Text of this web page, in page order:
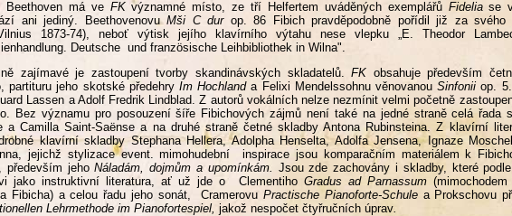
Beethoven má ve FKvýznamné místo, ze tří Helfertem uváděných exemplářů Fideliase v
ani jediný. BeethovenovuMši C dur op. 86 Fibich pravděpodobně pořídil již za
1873-74), neboť výtisk jejího klavírního výtahu nese vlepku „E. Theodor
Deutsche und französische Leihbibliothek in Wilna".
zajímavé je zastoupení tvorby skandinávských skladatelů.FK obsahuje především
partituru jeho skotské předehry Im Hochlanda Felixi Mendelssohnu věnovanouSinfoniiop.
Lassen a Adolf Fredrik Lindblad. Z autorů vokálních nelze nezmínit velmi početně
Bez významu pro posouzení šíře Fibichových zájmů není také na jedné straně celá řada
a Camilla Saint-Saënse a na druhé straně četné skladby Antona Rubinsteina. Z klavírní
klavírní skladby Stephana Hellera, Adolpha Henselta, Adolfa Jensena, Ignaze
jejichž stylizace event. mimohudební inspirace jsou komparačním materiálem k
především jehoNáladám, dojmům a upomínkám.
Jsou zde zachovány i skladby, které
jako instruktivní literatura, ať už jde o Clementiho Gradus ad Parnassum
Fibicha) a celou řadu jeho sonát, CramerovuPractische Pianoforte-Schulea Prokschovu
Lehrmethode im Pianofortespiel, jakož nespočet čtyřručních úprav